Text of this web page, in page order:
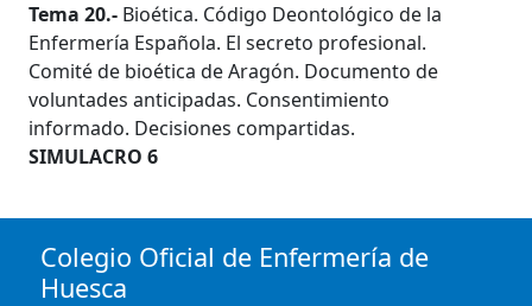
Tema 20.- Bioética. Código Deontológico de la
Enfermería Española. El secreto profesional.
Comité de bioética de Aragón. Documento de
voluntades anticipadas. Consentimiento
informado. Decisiones compartidas.
SIMULACRO 6
Colegio Oficial de Enfermería de
Huesca